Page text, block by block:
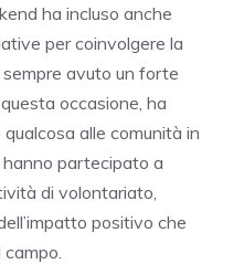
ha incluso anche
per coinvolgere la
avuto un forte
occasione, ha
alle comunità in
partecipato a
di volontariato,
positivo che